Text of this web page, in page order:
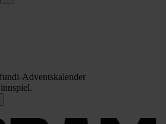
Adventskalender